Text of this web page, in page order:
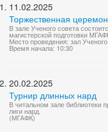
11.02.2025
Торжественная
В зале Ученого совета
магистерской подготовки
Место проведения: зал
Время начала: 10:30
20.02.2025
Турнир длинных нард
В читальном зале библиотеки
лиги нард.
(МГАФК)